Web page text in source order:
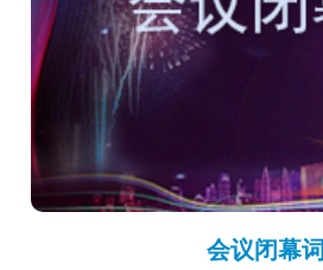
会议闭幕词